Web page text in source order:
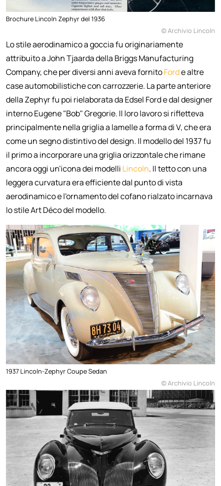
Brochure Lincoln Zephyr del 1936
© Archivio Lincoln
Lo stile aerodinamico a goccia fu originariamente
attribuito a John Tjaarda della Briggs Manufacturing
Company, che per diversi anni aveva fornitoForde altre
case automobilistiche con carrozzerie. La parte anteriore
della Zephyr fu poi rielaborata da Edsel Ford e dal designer
interno Eugene "Bob" Gregorie. Il loro lavoro si rifletteva
principalmente nella griglia a lamelle a forma di V, che era
come un segno distintivo del design. Il modello del 1937 fu
il primo a incorporare una griglia orizzontale che rimane
ancora oggi un'icona dei modelli Lincoln. Il tetto con una
leggera curvatura era efficiente dal punto di vista
aerodinamico e l'ornamento del cofano rialzato incarnava
lo stile Art Déco del modello.
1937 Lincoln-Zephyr Coupe Sedan
© Archivio Lincoln